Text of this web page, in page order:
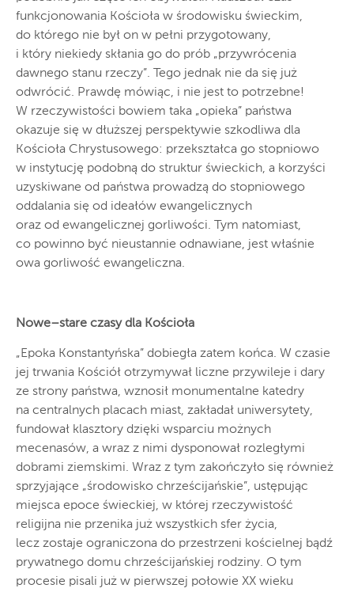
funkcjonowania Kościoła w środowisku świeckim,
do którego nie był on w pełni przygotowany,
i który niekiedy skłania go do prób „przywrócenia
dawnego stanu rzeczy”. Tego jednak nie da się już
odwrócić. Prawdę mówiąc, i nie jest to potrzebne!
W rzeczywistości bowiem taka „opieka” państwa
okazuje się w dłuższej perspektywie szkodliwa dla
Kościoła Chrystusowego: przekształca go stopniowo
w instytucję podobną do struktur świeckich, a korzyści
uzyskiwane od państwa prowadzą do stopniowego
oddalania się od ideałów ewangelicznych
oraz od ewangelicznej gorliwości. Tym natomiast,
co powinno być nieustannie odnawiane, jest właśnie
owa gorliwość ewangeliczna.
Nowe–stare czasy dla Kościoła
„Epoka Konstantyńska” dobiegła zatem końca. W czasie
jej trwania Kościół otrzymywał liczne przywileje i dary
ze strony państwa, wznosił monumentalne katedry
na centralnych placach miast, zakładał uniwersytety,
fundował klasztory dzięki wsparciu możnych
mecenasów, a wraz z nimi dysponował rozległymi
dobrami ziemskimi. Wraz z tym zakończyło się również
sprzyjające „środowisko chrześcijańskie”, ustępując
miejsca epoce świeckiej, w której rzeczywistość
religijna nie przenika już wszystkich sfer życia,
lecz zostaje ograniczona do przestrzeni kościelnej bądź
prywatnego domu chrześcijańskiej rodziny. O tym
procesie pisali już w pierwszej połowie XX wieku